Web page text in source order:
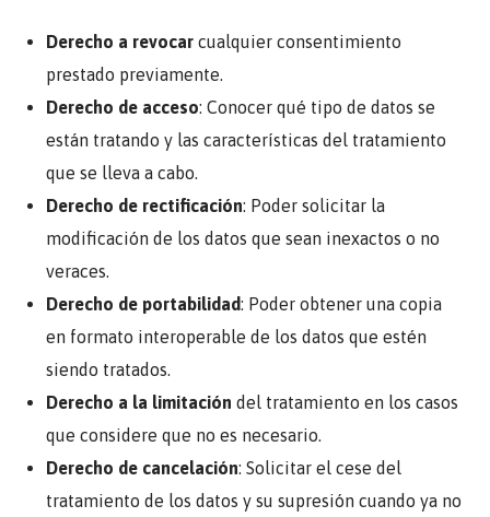
Derecho a revocar cualquier consentimiento
prestado previamente.
Derecho de acceso: Conocer qué tipo de datos se
están tratando y las características del tratamiento
que se lleva a cabo.
Derecho de rectificación: Poder solicitar la
modificación de los datos que sean inexactos o no
veraces.
Derecho de portabilidad: Poder obtener una copia
en formato interoperable de los datos que estén
siendo tratados.
Derecho a la limitación del tratamiento en los casos
que considere que no es necesario.
Derecho de cancelación: Solicitar el cese del
tratamiento de los datos y su supresión cuando ya no